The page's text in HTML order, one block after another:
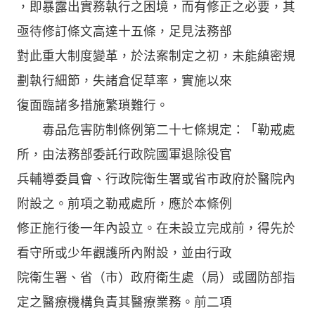
，即暴露出實務執行之困境，而有修正之必要，其
亟待修訂條文高達十五條，足見法務部
對此重大制度變革，於法案制定之初，未能縝密規
劃執行細節，失諸倉促草率，實施以來
復面臨諸多措施繁瑣難行。
毒品危害防制條例第二十七條規定：「勒戒處
所，由法務部委託行政院國軍退除役官
兵輔導委員會、行政院衛生署或省市政府於醫院內
附設之。前項之勒戒處所，應於本條例
修正施行後一年內設立。在未設立完成前，得先於
看守所或少年觀護所內附設，並由行政
院衛生署、省（市）政府衛生處（局）或國防部指
定之醫療機構負責其醫療業務。前二項